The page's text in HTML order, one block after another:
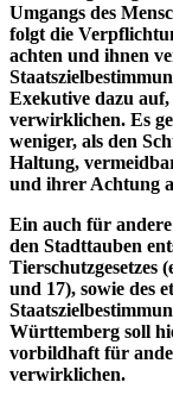
Umgangs des
folgt die
achten und ihnen
Exekutive dazu
verwirklichen. Es
weniger, als den
Haltung,
und ihrer Achtung
Ein auch für
den Stadttauben
Tierschutzgesetzes
und 17), sowie des
Württemberg soll
vorbildhaft für
verwirklichen.